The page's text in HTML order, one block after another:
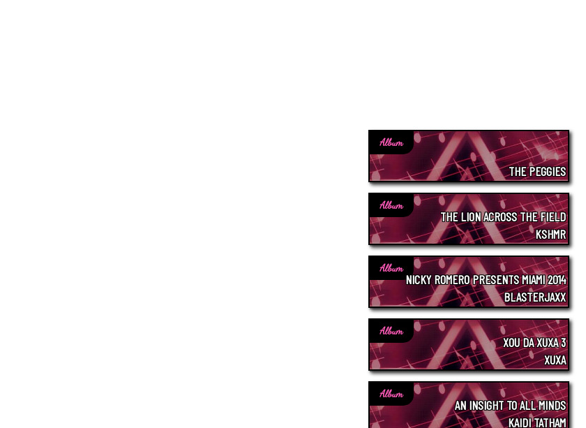
Album
THE PEGGIES
Album
THE LION ACROSS THE FIELD
KSHMR
Album
NICKY ROMERO PRESENTS MIAMI 2014
BLASTERJAXX
Album
XOU DA XUXA 3
XUXA
Album
AN INSIGHT TO ALL MINDS
KAIDI TATHAM